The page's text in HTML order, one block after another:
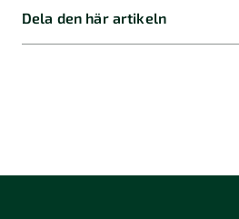
Dela den här artikeln